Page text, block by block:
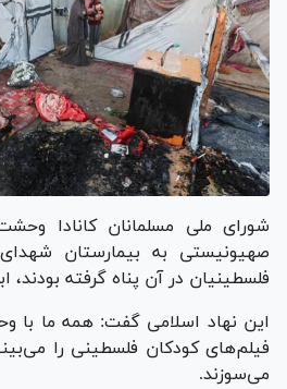
شورای ملی مسلمانان کانادا
صهیونیستی به بیمارستان
فلسطینیان در آن پناه گرفته بودند،
این نهاد اسلامی گفت: همه ما با
فیلم‌های کودکان فلسطینی را
می‌سوزند.